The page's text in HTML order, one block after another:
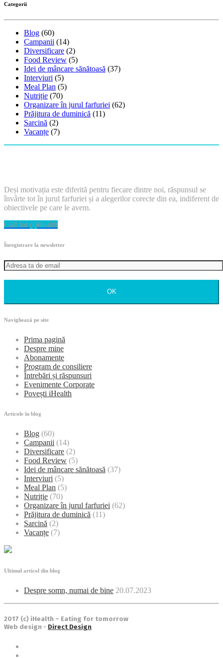
Categorii
Blog (60)
Campanii (14)
Diversificare (2)
Food Review (5)
Idei de mâncare sănătoasă (37)
Interviuri (5)
Meal Plan (5)
Nutriție (70)
Organizare în jurul farfuriei (62)
Prăjitura de duminică (11)
Sarcină (2)
Vacanțe (7)
Deși motivația este diferită pentru fiecare dintre noi, răspunsul se
învârte tot în jurul farfuriei și a alegerilor corecte din ea, indiferent de
obiectivele pe care le avem.
Call for (i)Health
Înregistrare la newsletter
OK
Navighează pe site
Prima pagină
Despre mine
Abonamente
Program de consiliere
Întrebări și răspunsuri
Evenimente Corporate
Povești iHealth
Articole în blog
Blog (60)
Campanii (14)
Diversificare (2)
Food Review (5)
Idei de mâncare sănătoasă (37)
Interviuri (5)
Meal Plan (5)
Nutriție (70)
Organizare în jurul farfuriei (62)
Prăjitura de duminică (11)
Sarcină (2)
Vacanțe (7)
Ultimul articol din blog
Despre somn, numai de bine 20.07.2023
2017 (c) iHealth – Eating for tomorrow
Web design - Direct Design